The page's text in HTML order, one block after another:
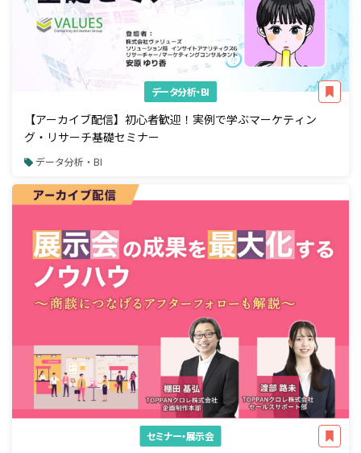
データ分析・BI
【アーカイブ配信】初心者歓迎！実例で学ぶマーケティン
グ・リサーチ基礎セミナー
データ分析・BI
セミナー・展示会